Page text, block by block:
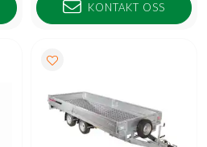
KONTAKT OSS